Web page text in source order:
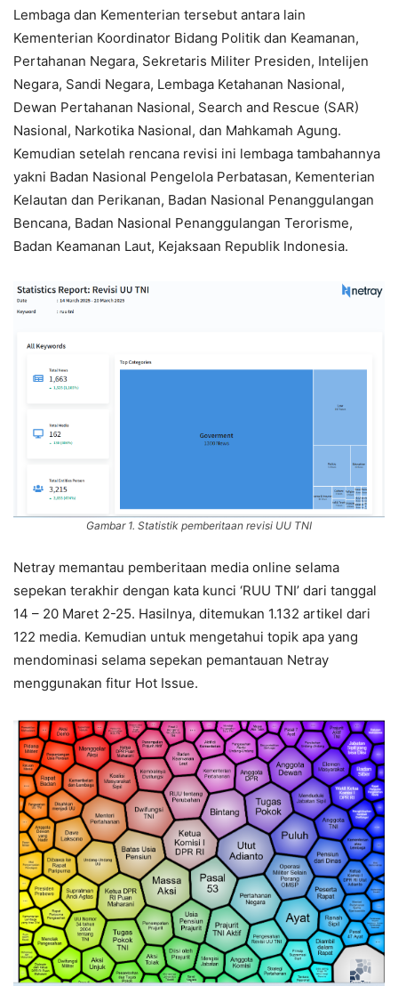
Lembaga dan Kementerian tersebut antara lain
Kementerian Koordinator Bidang Politik dan Keamanan,
Pertahanan Negara, Sekretaris Militer Presiden, Intelijen
Negara, Sandi Negara, Lembaga Ketahanan Nasional,
Dewan Pertahanan Nasional, Search and Rescue (SAR)
Nasional, Narkotika Nasional, dan Mahkamah Agung.
Kemudian setelah rencana revisi ini lembaga tambahannya
yakni Badan Nasional Pengelola Perbatasan, Kementerian
Kelautan dan Perikanan, Badan Nasional Penanggulangan
Bencana, Badan Nasional Penanggulangan Terorisme,
Badan Keamanan Laut, Kejaksaan Republik Indonesia.
Gambar 1. Statistik pemberitaan revisi UU TNI
Netray memantau pemberitaan media online selama
sepekan terakhir dengan kata kunci ‘RUU TNI’ dari tanggal
14 – 20 Maret 2-25. Hasilnya, ditemukan 1.132 artikel dari
122 media. Kemudian untuk mengetahui topik apa yang
mendominasi selama sepekan pemantauan Netray
menggunakan fitur Hot Issue.